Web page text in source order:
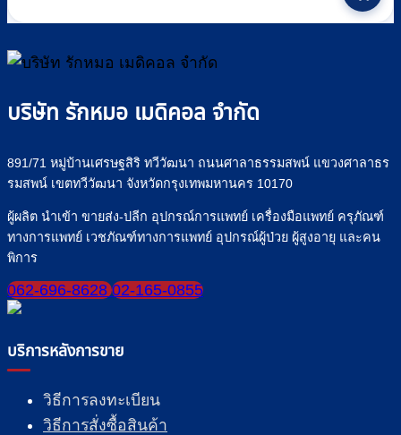
บริษัท รักหมอ เมดิคอล จำกัด
891/71 หมู่บ้านเศรษฐสิริ ทวีวัฒนา ถนนศาลาธรรมสพน์ แขวงศาลาธร
รมสพน์ เขตทวีวัฒนา จังหวัดกรุงเทพมหานคร 10170
ผู้ผลิต นำเข้า ขายส่ง-ปลีก อุปกรณ์การแพทย์ เครื่องมือแพทย์ ครุภัณฑ์
ทางการแพทย์ เวชภัณฑ์ทางการแพทย์ อุปกรณ์ผู้ป่วย ผู้สูงอายุ และคน
พิการ
062-696-8628 02-165-0855
บริการหลังการขาย
วิธีการลงทะเบียน
วิธีการสั่งซื้อสินค้า